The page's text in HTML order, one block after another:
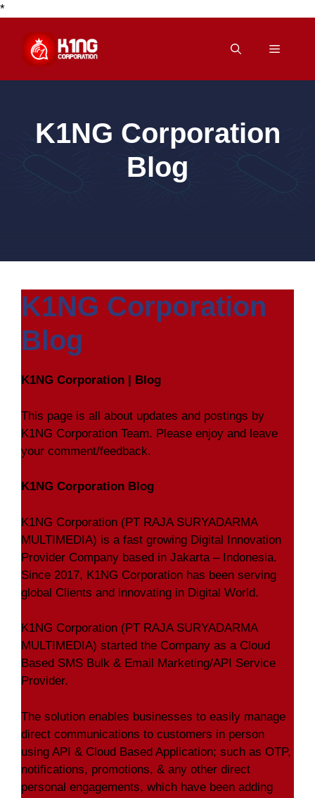
*
content
Menu
K1NG Corporation
Blog
K1NG Corporation
Blog
K1NG Corporation | Blog
This page is all about updates and postings by
K1NG Corporation Team. Please enjoy and leave
your comment/feedback.
K1NG Corporation Blog
K1NG Corporation (PT RAJA SURYADARMA
MULTIMEDIA) is a fast growing Digital Innovation
Provider Company based in Jakarta – Indonesia.
Since 2017, K1NG Corporation has been serving
global Clients and innovating in Digital World.
K1NG Corporation (PT RAJA SURYADARMA
MULTIMEDIA) started the Company as a Cloud
Based SMS Bulk & Email Marketing/API Service
Provider.
The solution enables businesses to easily manage
direct communications to customers in person
using API & Cloud Based Application; such as OTP,
notifications, promotions, & any other direct
personal engagements, which have been adding